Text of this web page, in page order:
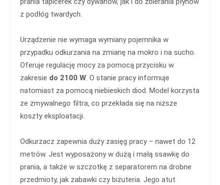
z podłóg twardych.
Urządzenie nie wymaga wymiany pojemnika w
przypadku odkurzania na zmianę na mokro i na sucho.
Oferuje regulację mocy za pomocą przycisku w
zakresie do 2100 W. O stanie pracy informuje
natomiast za pomocą niebieskich diod. Model korzysta
ze zmywalnego filtra, co przekłada się na niższe
koszty eksploatacji.
Odkurzacz zapewnia duży zasięg pracy – nawet do 12
metrów. Jest wyposażony w dużą i małą ssawkę do
prania, a także w szczotkę z separatorem na drobne
przedmioty, jak zabawki czy biżuteria. Jego atut